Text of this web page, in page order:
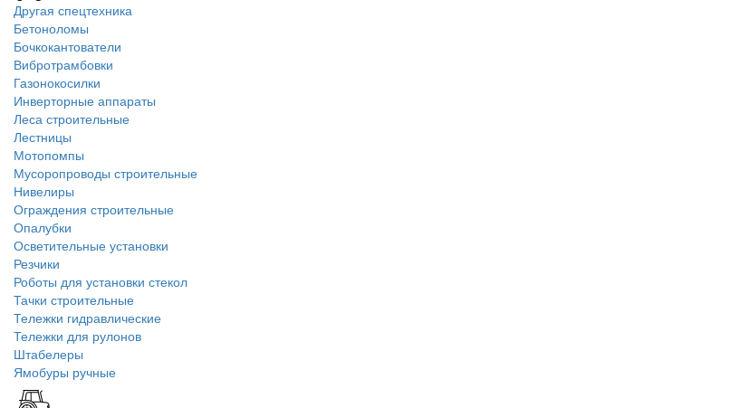
Другая спецтехника
Бетоноломы
Бочкокантователи
Вибротрамбовки
Газонокосилки
Инверторные аппараты
Леса строительные
Лестницы
Мотопомпы
Мусоропроводы строительные
Нивелиры
Ограждения строительные
Опалубки
Осветительные установки
Резчики
Роботы для установки стекол
Тачки строительные
Тележки гидравлические
Тележки для рулонов
Штабелеры
Ямобуры ручные